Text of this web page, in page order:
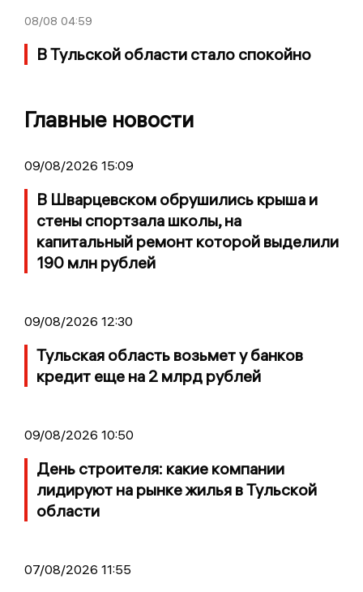
08/08 04:59
В Тульской области стало спокойно
Главные новости
09/08/2026 15:09
В Шварцевском обрушились крыша и
стены спортзала школы, на
капитальный ремонт которой выделили
190 млн рублей
09/08/2026 12:30
Тульская область возьмет у банков
кредит еще на 2 млрд рублей
09/08/2026 10:50
День строителя: какие компании
лидируют на рынке жилья в Тульской
области
07/08/2026 11:55